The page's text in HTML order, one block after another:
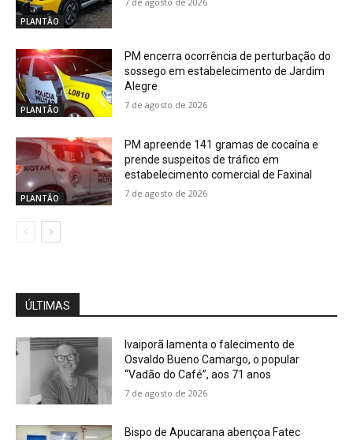
PLANTÃO
PLANTÃO
PM encerra ocorrência de perturbação do
sossego em estabelecimento de Jardim
Alegre
7 de agosto de 2026
PLANTÃO
PM apreende 141 gramas de cocaína e
prende suspeitos de tráfico em
estabelecimento comercial de Faxinal
7 de agosto de 2026
ÚLTIMAS
Ivaiporã lamenta o falecimento de
Osvaldo Bueno Camargo, o popular
“Vadão do Café”, aos 71 anos
7 de agosto de 2026
Bispo de Apucarana abençoa Fatec